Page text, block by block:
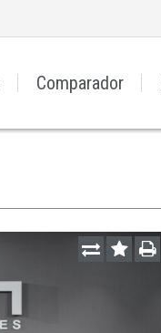
Comparador